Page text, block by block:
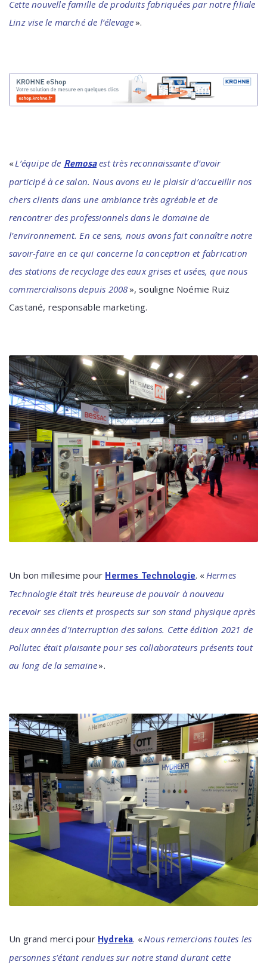
Cette nouvelle famille de produits fabriquées par notre filiale
Linz vise le marché de l’élevage».
«L’équipe de Remosaest très reconnaissante d’avoir
participé à ce salon. Nous avons eu le plaisir d’accueillir nos
chers clients dans une ambiance très agréable et de
rencontrer des professionnels dans le domaine de
l’environnement. En ce sens, nous avons fait connaître notre
savoir-faire en ce qui concerne la conception et fabrication
des stations de recyclage des eaux grises et usées, que nous
commercialisons depuis 2008», souligne Noémie Ruiz
Castané, responsable marketing.
Un bon millesime pour Hermes Technologie. «Hermes
Technologie était très heureuse de pouvoir à nouveau
recevoir ses clients et prospects sur son stand physique après
deux années d’interruption des salons. Cette édition 2021 de
Pollutec était plaisante pour ses collaborateurs présents tout
au long de la semaine».
Un grand merci pour Hydreka. «Nous remercions toutes les
personnes s’étant rendues sur notre stand durant cette